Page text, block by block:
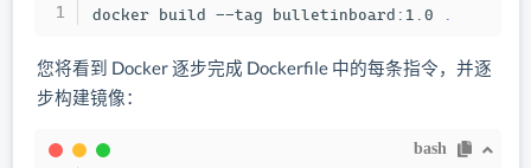
docker build --tag bulletinboard:1.0 .
您将看到 Docker 逐步完成 Dockerfile 中的每条指令，并逐
步构建镜像：
bash